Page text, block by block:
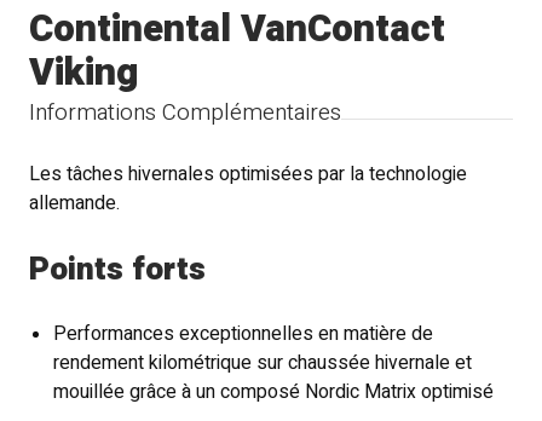
Informations Complémentaires
Continental VanContact
Viking
Les tâches hivernales optimisées par la technologie
allemande.
Points forts
Performances exceptionnelles en matière de
rendement kilométrique sur chaussée hivernale et
mouillée grâce à un composé Nordic Matrix optimisé